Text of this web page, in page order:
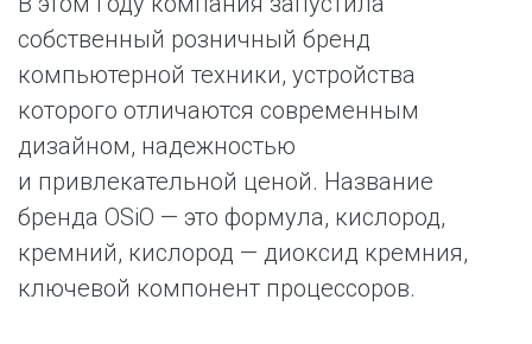
собственный розничный бренд
компьютерной техники, устройства
которого отличаются современным
дизайном, надежностью
и привлекательной ценой. Название
бренда OSiO — это формула, кислород,
кремний, кислород — диоксид кремния,
ключевой компонент процессоров.